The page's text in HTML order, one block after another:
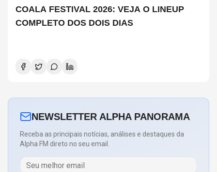
COALA FESTIVAL 2026: VEJA O LINEUP
COMPLETO DOS DOIS DIAS
NEWSLETTER ALPHA PANORAMA
Receba as principais notícias, análises e destaques da
Alpha FM direto no seu email.